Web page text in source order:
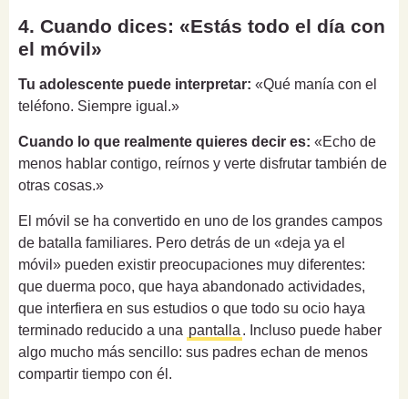
4. Cuando dices: «Estás todo el día con
el móvil»
Tu adolescente puede interpretar: «Qué manía con el
teléfono. Siempre igual.»
Cuando lo que realmente quieres decir es: «Echo de
menos hablar contigo, reírnos y verte disfrutar también de
otras cosas.»
El móvil se ha convertido en uno de los grandes campos
de batalla familiares. Pero detrás de un «deja ya el
móvil» pueden existir preocupaciones muy diferentes:
que duerma poco, que haya abandonado actividades,
que interfiera en sus estudios o que todo su ocio haya
terminado reducido a una pantalla . Incluso puede haber
algo mucho más sencillo: sus padres echan de menos
compartir tiempo con él.